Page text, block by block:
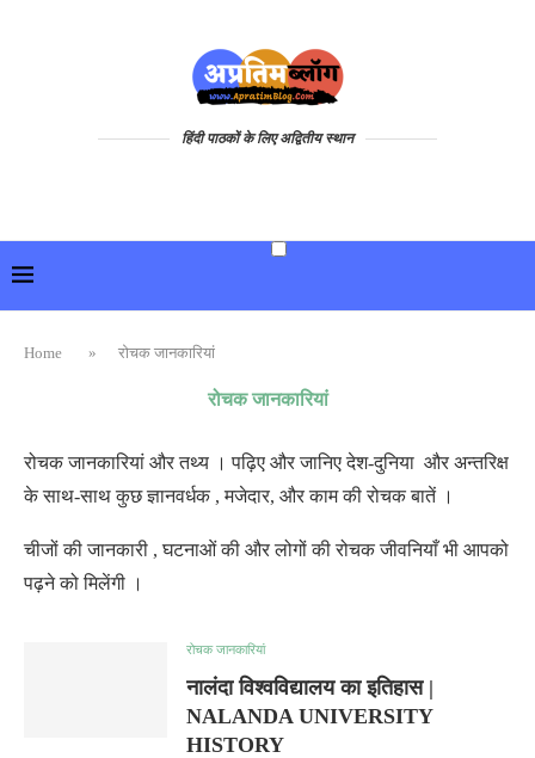
हिंदी पाठकों के लिए अद्वितीय स्थान
Home » रोचक जानकारियां
रोचक जानकारियां
रोचक जानकारियां और तथ्य । पढ़िए और जानिए देश-दुनिया और अन्तरिक्ष
के साथ-साथ कुछ ज्ञानवर्धक , मजेदार, और काम की रोचक बातें ।
चीजों की जानकारी , घटनाओं की और लोगों की रोचक जीवनियाँ भी आपको
पढ़ने को मिलेंगी ।
रोचक जानकारियां
नालंदा विश्वविद्यालय का इतिहास |
NALANDA UNIVERSITY
HISTORY